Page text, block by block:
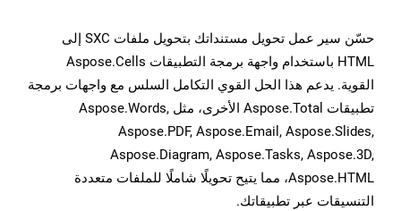
حسّن سير عمل تحويل مستنداتك بتحويل ملفات SXC إلى
HTML باستخدام واجهة برمجة التطبيقات Aspose.Cells
القوية. يدعم هذا الحل القوي التكامل السلس مع واجهات برمجة
تطبيقات Aspose.Total الأخرى، مثل Aspose.Words,
Aspose.PDF, Aspose.Email, Aspose.Slides,
Aspose.Diagram, Aspose.Tasks, Aspose.3D,
Aspose.HTML، مما يتيح تحويلًا شاملًا للملفات متعددة
التنسيقات عبر تطبيقاتك.